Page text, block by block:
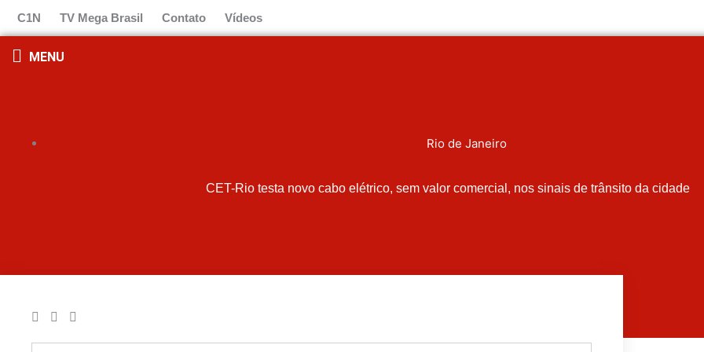
para
C1N TV Mega Brasil Contato Vídeos
MENU
Rio de Janeiro
CET-Rio testa novo cabo elétrico, sem valor comercial, nos sinais de trânsito da cidade